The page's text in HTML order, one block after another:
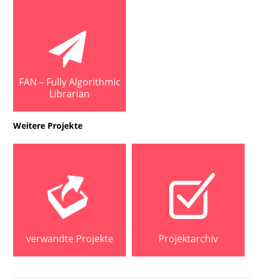
FAN – Fully Algorithmic
Librarian
Weitere Projekte
verwandte Projekte Projektarchiv